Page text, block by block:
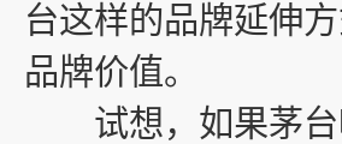
台这样的品牌延伸
品牌价值。
试想，如果茅台